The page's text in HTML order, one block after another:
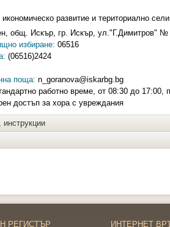
развитие и териториално
общ. Искър, гр. Искър, ул."Г.Димитров" №
избиране: 06516
(06516)2424
поща: n_goranova@iskarbg.bg
работно време, от 08:30 до 17:00,
достъп за хора с увреждания
инструкции
РЕГИСТЪР ИНТЕРНЕТ